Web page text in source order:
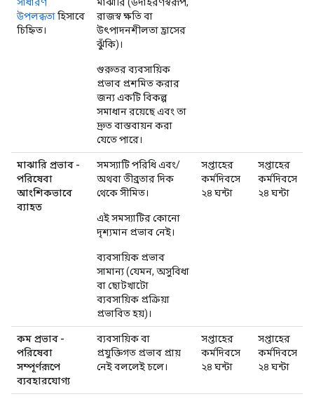
উপলব্ধতাহিসাবে
চিহ্নিত।
রাজস্ব ক্ষতি বা
উৎপাদনশীলতা হ্রাসের
ঝুঁকি)।
গুরুতর ব্যবসায়িক
প্রভাব প্রশমিত করার
জন্য একটি বিকল্প
সমাধান রয়েছে এবং তা
দ্রুত বাস্তবায়ন করা
যেতে পারে।
মাঝারি প্রভাব -
পরিষেবা
আংশিকভাবে
ব্যাহত
সমস্যাটি পরিধি এবং/
অথবা তীব্রতার দিক
থেকে সীমিত।
এই সমস্যাটির কোনো
দৃশ্যমান প্রভাব নেই।
ব্যবসায়িক প্রভাব
সামান্য (যেমন, অসুবিধা
বা ছোটখাটো
ব্যবসায়িক প্রক্রিয়া
প্রভাবিত হয়)।
সপ্তাহের
কর্মদিবসে
২৪ ঘন্টা
সপ্তাহের
কর্মদিবসে
২৪ ঘন্টা
কম প্রভাব -
পরিষেবা
সম্পূর্ণরূপে
ব্যবহারযোগ্য
ব্যবসায়িক বা
প্রযুক্তিগত প্রভাব প্রায়
নেই বললেই চলে।
সপ্তাহের
কর্মদিবসে
২৪ ঘন্টা
সপ্তাহের
কর্মদিবসে
২৪ ঘন্টা